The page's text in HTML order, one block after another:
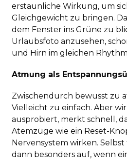
erstaunliche Wirkung, um
Gleichgewicht zu bringen.
dem Fenster ins Grüne zu
Urlaubsfoto anzusehen,
und Hirn im gleichen
Atmung als
Zwischendurch bewusst zu
Vielleicht zu einfach. Aber
ausprobiert, merkt schnell,
Atemzüge wie ein Reset-
Nervensystem wirken.
dann besonders auf, wenn